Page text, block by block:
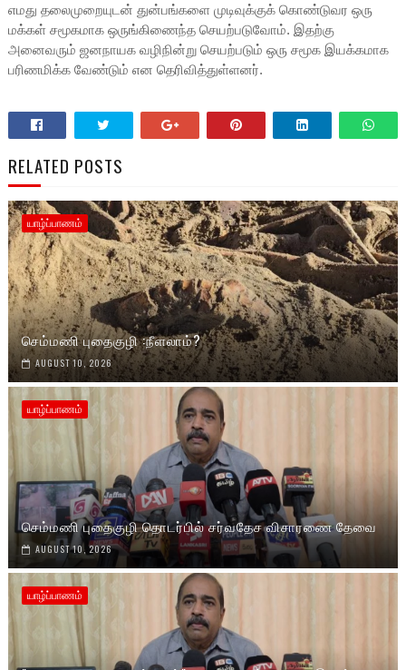
எமது தலைமுறையுடன் துன்பங்களை முடிவுக்குக் கொண்டுவர ஒரு
மக்கள் சமூகமாக ஒருங்கிணைந்த செயற்படுவோம். இதற்கு
அனைவரும் ஜனநாயக வழிநின்று செயற்படும் ஒரு சமூக இயக்கமாக
பரிணமிக்க வேண்டும் என தெரிவித்துள்ளனர்.
RELATED POSTS
யாழ்ப்பாணம்
செம்மணி புதைகுழி :நீளலாம்?
AUGUST 10, 2026
யாழ்ப்பாணம்
செம்மணி புதைகுழி தொடர்பில் சர்வதேச விசாரணை தேவை
AUGUST 10, 2026
யாழ்ப்பாணம்